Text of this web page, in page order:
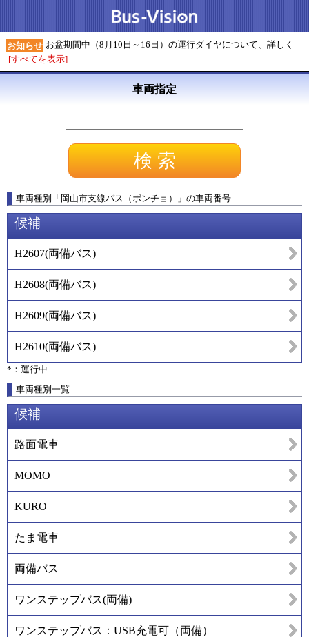
お知らせ お盆期間中（8月10日～16日）の運行ダイヤについて、詳しく
[すべてを表示]
車両指定
車両種別 「岡山市支線バス（ポンチョ） 」 の車両番号
候補
H2607(両備バス)
H2608(両備バス)
H2609(両備バス)
H2610(両備バス)
*：運行中
車両種別一覧
候補
路面電車
MOMO
KURO
たま電車
両備バス
ワンステップバス(両備)
ワンステップバス：USB充電可（両備）